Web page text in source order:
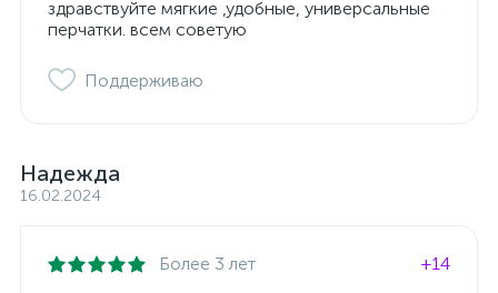
здравствуйте мягкие ,удобные, универсальные
перчатки. всем советую
Поддерживаю
Надежда
16.02.2024
Более 3 лет
+14